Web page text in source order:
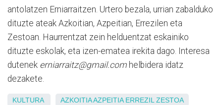
antolatzen Erniarraitzen. Urtero bezala, urrian zabalduko
dituzte ateak Azkoitian, Azpeitian, Errezilen eta
Zestoan. Haurrentzat zein helduentzat eskainiko
dituzte eskolak, eta izen-ematea irekita dago. Interesa
dutenek erniarraitz@gmail.com helbidera idatz
dezakete.
KULTURA AZKOITIAAZPEITIA ERREZIL ZESTOA